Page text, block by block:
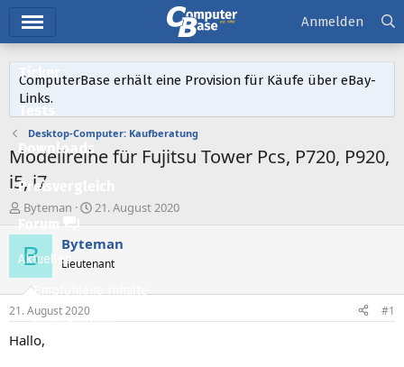
Ticker
Downloads
Preisvergleich
Forum
Aktuelles
Empfohlene Inhalte
Neue Beiträge
Anmelden
ComputerBase erhält eine Provision für Käufe über eBay-
Links.
Desktop-Computer: Kaufberatung
Modellreihe für Fujitsu Tower Pcs, P720, P920,
i5, i7
E
r
s
t
e
r
Byteman
E
s
e
t
21. August 2020
B Byteman
Lieutenant
21. August 2020 #1
Hallo,